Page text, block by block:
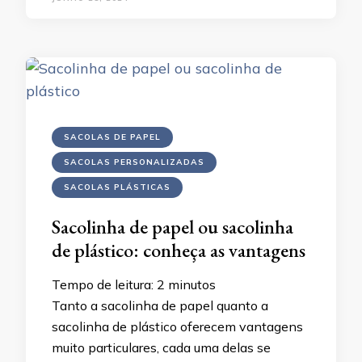
SACOLAS DE PAPEL
SACOLAS PERSONALIZADAS
SACOLAS PLÁSTICAS
Sacolinha de papel ou sacolinha
de plástico: conheça as vantagens
Tempo de leitura: 2 minutos
Tanto a sacolinha de papel quanto a
sacolinha de plástico oferecem vantagens
muito particulares, cada uma delas se